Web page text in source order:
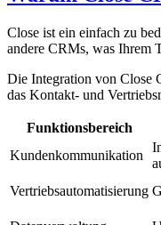
Close ist ein einfach zu
andere CRMs, was Ihrem
Die Integration von Close
das Kontakt- und
Funktionsbereich
Kundenkommunikation
Vertriebsautomatisierung